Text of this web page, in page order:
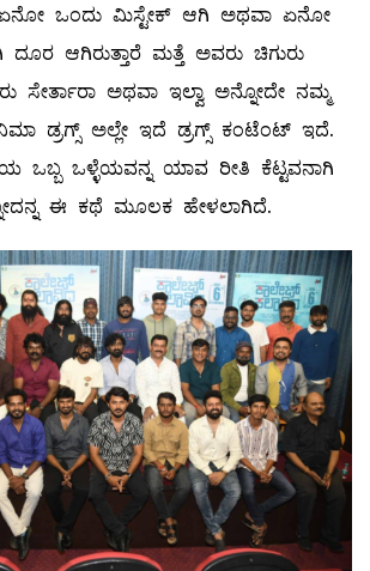
ಒಂದು ಮಿಸ್ಟೇಕ್ ಆಗಿ ಅಥವಾ ಏನೋ
ಆಗಿರುತ್ತಾರೆ ಮತ್ತೆ ಅವರು ಚಿಗುರು
ಸೇರ್ತಾರಾ ಅಥವಾ ಇಲ್ವಾ ಅನ್ನೋದೇ ನಮ್ಮ
ಡ್ರಗ್ಸ್ ಅಲ್ಲೇ ಇದೆ ಡ್ರಗ್ಸ್ ಕಂಟೆಂಟ್ ಇದೆ.
ಒಬ್ಬ ಒಳ್ಳೆಯವನ್ನ ಯಾವ ರೀತಿ ಕೆಟ್ಟವನಾಗಿ
ಈ ಕಥೆ ಮೂಲಕ ಹೇಳಲಾಗಿದೆ.